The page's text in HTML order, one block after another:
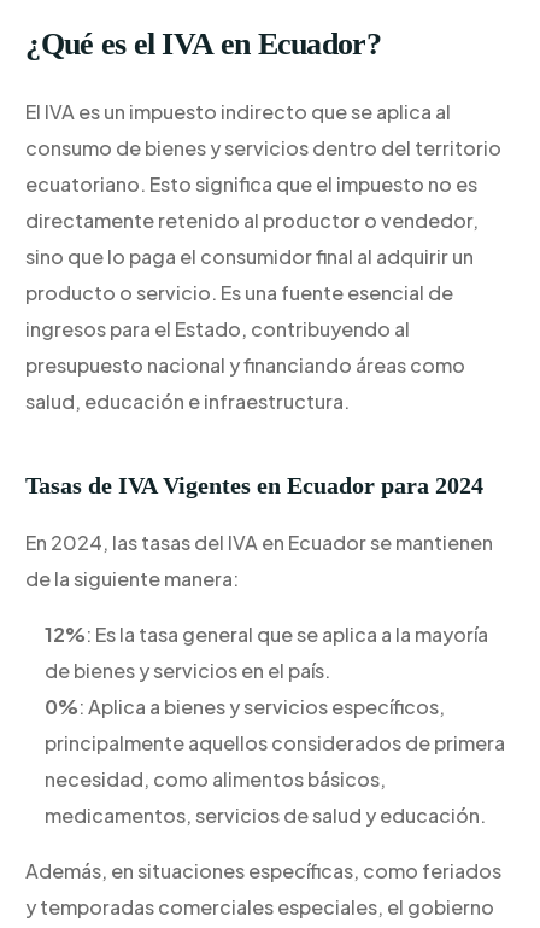
¿Qué es el IVA en Ecuador?
El IVA es un impuesto indirecto que se aplica al
consumo de bienes y servicios dentro del territorio
ecuatoriano. Esto significa que el impuesto no es
directamente retenido al productor o vendedor,
sino que lo paga el consumidor final al adquirir un
producto o servicio. Es una fuente esencial de
ingresos para el Estado, contribuyendo al
presupuesto nacional y financiando áreas como
salud, educación e infraestructura.
Tasas de IVA Vigentes en Ecuador para 2024
En 2024, las tasas del IVA en Ecuador se mantienen
de la siguiente manera:
12%: Es la tasa general que se aplica a la mayoría
de bienes y servicios en el país.
0%: Aplica a bienes y servicios específicos,
principalmente aquellos considerados de primera
necesidad, como alimentos básicos,
medicamentos, servicios de salud y educación.
Además, en situaciones específicas, como feriados
y temporadas comerciales especiales, el gobierno